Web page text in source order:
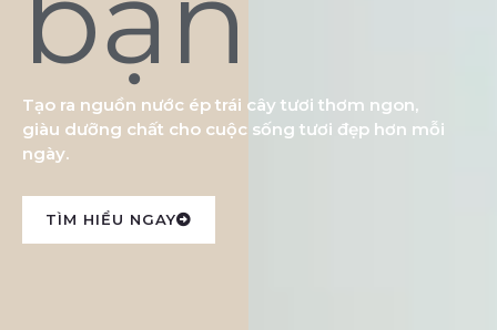
Tạo ra nguồn nước ép trái cây tươi thơm ngon,
giàu dưỡng chất cho cuộc sống tươi đẹp hơn mỗi
ngày.
TÌM HIỂU NGAY